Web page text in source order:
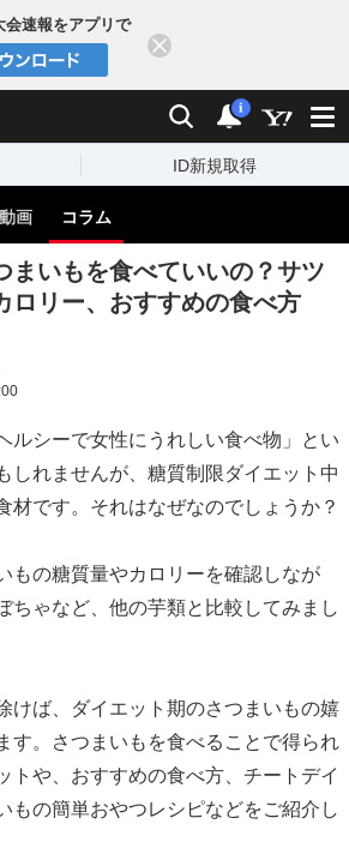
会速報をアプリで
検索 通知
i
ID新規取得
動画 コラム
まいもを食べていいの？サツ
ロリー、おすすめの食べ方
シーで女性にうれしい食べ物」とい
しれませんが、糖質制限ダイエット中
材です。それはなぜなのでしょうか？
もの糖質量やカロリーを確認しなが
ちゃなど、他の芋類と比較してみまし
けば、ダイエット期のさつまいもの嬉
す。さつまいもを食べることで得られ
トや、おすすめの食べ方、チートデイ
もの簡単おやつレシピなどをご紹介し